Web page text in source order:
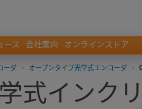
ース 会社案内 オンラインストア
ーダ - オープンタイプ光学式エンコーダ -
式インク